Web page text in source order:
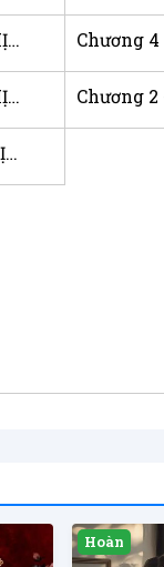
Chương 5 - KẾT THÚC MỐI TÌNH CHỊ EM
Chương 3 - KẾT THÚC MỐI TÌNH CHỊ EM
Chương 1 - KẾT THÚC MỐI TÌNH CHỊ EM